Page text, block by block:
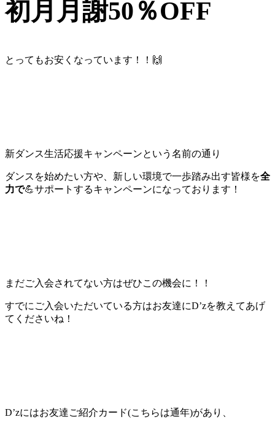
初月月謝50％OFF
とってもお安くなっています！！🙌
新ダンス生活応援キャンペーンという名前の通り
ダンスを始めたい方や、新しい環境で一歩踏み出す皆様を全
力で💪サポートするキャンペーンになっております！
まだご入会されてない方はぜひこの機会に！！
すでにご入会いただいている方はお友達にD’zを教えてあげ
てくださいね！
D’zにはお友達ご紹介カード(こちらは通年)があり、